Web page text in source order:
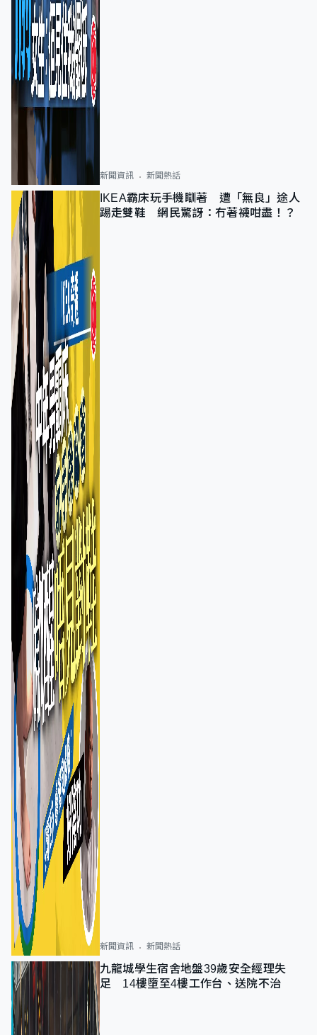
新聞資訊 新聞熱話
IKEA霸床玩手機瞓著 遭「無良」途人
踢走雙鞋 網民驚訝：冇著襪咁盡！？
新聞資訊 新聞熱話
九龍城學生宿舍地盤39歲安全經理失
足 14樓墮至4樓工作台、送院不治